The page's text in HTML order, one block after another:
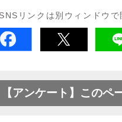
SNSリンクは別ウィンドウで
【アンケート】この